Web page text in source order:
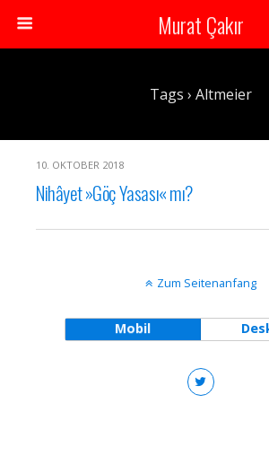
Murat Çakır
Tags › Altmeier
10. OKTOBER 2018
Nihâyet »Göç Yasası« mı?
Zum Seitenanfang
Mobil